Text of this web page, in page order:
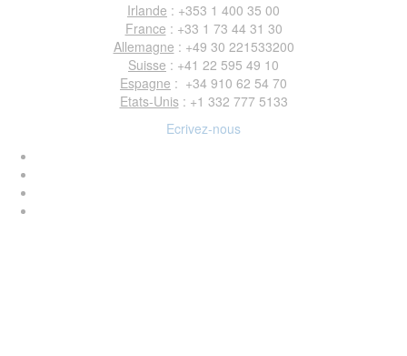
Irlande : +353 1 400 35 00
France : +33 1 73 44 31 30
Allemagne : +49 30 221533200
Suisse : +41 22 595 49 10
Espagne : +34 910 62 54 70
Etats-Unis: +1 332 777 5133
Ecrivez-nous